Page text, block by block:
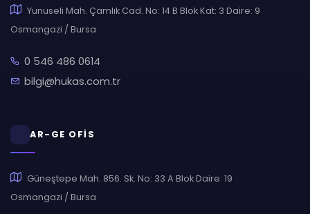
Yunuseli Mah. Çamlık Cad. No: 14 B Blok Kat: 3 Daire: 9
Osmangazi / Bursa
0 546 486 0614
bilgi@hukas.com.tr
AR-GE OFİS
Güneştepe Mah. 856. Sk. No: 33 A Blok Daire: 19
Osmangazi / Bursa